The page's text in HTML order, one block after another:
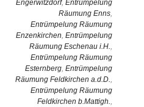
Engerwitzdorf, Entrümpelung
Räumung Enns,
Entrümpelung Räumung
Enzenkirchen, Entrümpelung
Räumung Eschenau i.H.,
Entrümpelung Räumung
Esternberg, Entrümpelung
Räumung Feldkirchen a.d.D.,
Entrümpelung Räumung
Feldkirchen b.Mattigh.,